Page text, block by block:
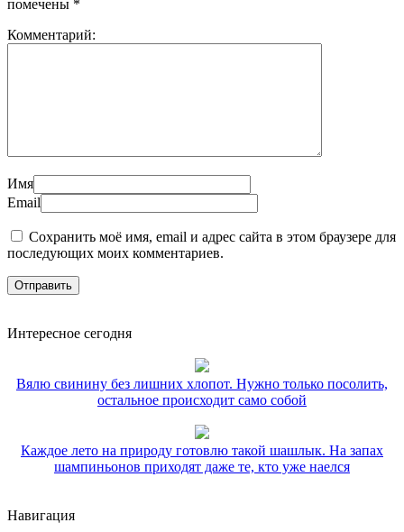
помечены *
Комментарий:
Имя
Email
Сохранить моё имя, email и адрес сайта в этом браузере для
последующих моих комментариев.
Интересное сегодня
Вялю свинину без лишних хлопот. Нужно только посолить,
остальное происходит само собой
Каждое лето на природу готовлю такой шашлык. На запах
шампиньонов приходят даже те, кто уже наелся
Навигация